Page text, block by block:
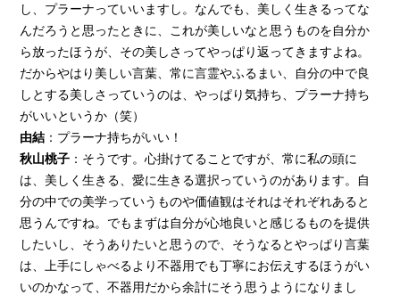
し、プラーナっていいますし。なんでも、美しく生きるってな
んだろうと思ったときに、これが美しいなと思うものを自分か
ら放ったほうが、その美しさってやっぱり返ってきますよね。
だからやはり美しい言葉、常に言霊やふるまい、自分の中で良
しとする美しさっていうのは、やっぱり気持ち、プラーナ持ち
がいいというか（笑）
由結 ：プラーナ持ちがいい！
秋山桃子 ：そうです。心掛けてることですが、常に私の頭に
は、美しく生きる、愛に生きる選択っていうのがあります。自
分の中での美学っていうものや価値観はそれはそれぞれあると
思うんですね。でもまずは自分が心地良いと感じるものを提供
したいし、そうありたいと思うので、そうなるとやっぱり言葉
は、上手にしゃべるより不器用でも丁寧にお伝えするほうがい
いのかなって、不器用だから余計にそう思うようになりまし